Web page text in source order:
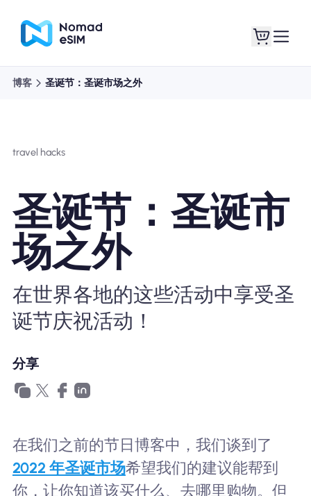
商城
关于 eSIM
为什么选择Nomad eSIM
使用 eSIM
企业用户
博客 圣诞节：圣诞市场之外
travel hacks
圣诞节：圣诞市
场之外
在世界各地的这些活动中享受圣
诞节庆祝活动！
分享
在我们之前的节日博客中，我们谈到了
2022 年圣诞市场希望我们的建议能帮到
你，让你知道该买什么、去哪里购物。但